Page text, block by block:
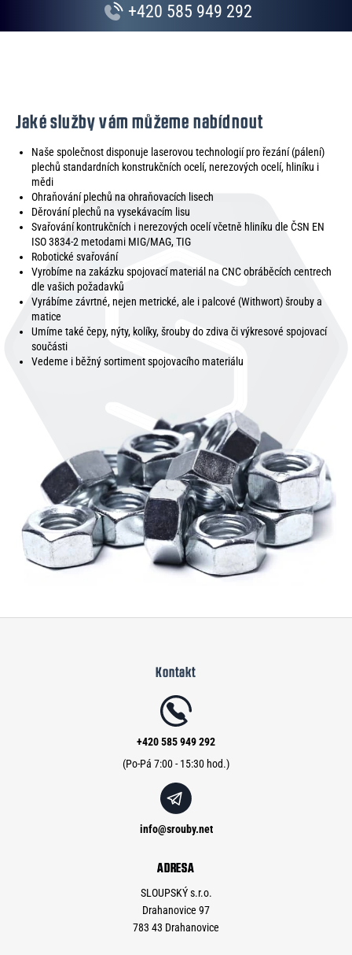
+420 585 949 292
Jaké služby vám můžeme nabídnout
Naše společnost disponuje laserovou technologií pro řezání (pálení)
plechů standardních konstrukčních ocelí, nerezových ocelí, hliníku i
mědi
Ohraňování plechů na ohraňovacích lisech
Děrování plechů na vysekávacím lisu
Svařování kontrukčních i nerezových ocelí včetně hliníku dle ČSN EN
ISO 3834-2 metodami MIG/MAG, TIG
Robotické svařování
Vyrobíme na zakázku spojovací materiál na CNC obráběcích centrech
dle vašich požadavků
Vyrábíme závrtné, nejen metrické, ale i palcové (Withwort) šrouby a
matice
Umíme také čepy, nýty, kolíky, šrouby do zdiva či výkresové spojovací
součásti
Vedeme i běžný sortiment spojovacího materiálu
Kontakt
info@srouby.net
+420 585 949 292
ADRESA
SLOUPSKÝ s.r.o.
Drahanovice 97
783 43 Drahanovice